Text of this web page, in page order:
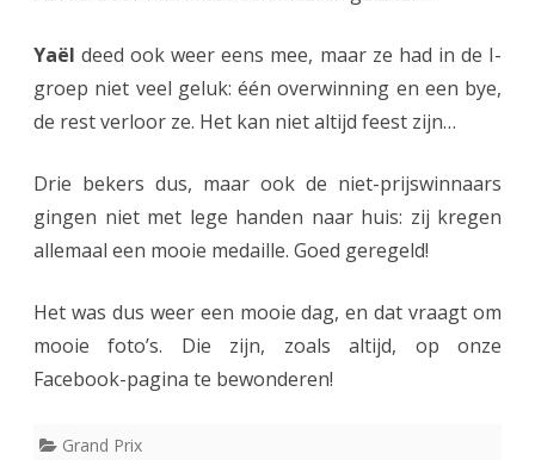
Yaël deed ook weer eens mee, maar ze had in de I-
groep niet veel geluk: één overwinning en een bye,
de rest verloor ze. Het kan niet altijd feest zijn…
Drie bekers dus, maar ook de niet-prijswinnaars
gingen niet met lege handen naar huis: zij kregen
allemaal een mooie medaille. Goed geregeld!
Het was dus weer een mooie dag, en dat vraagt om
mooie foto’s. Die zijn, zoals altijd, op onze
Facebook-pagina te bewonderen!
Grand Prix